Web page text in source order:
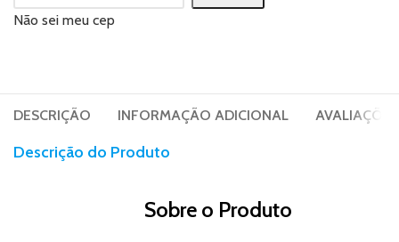
Não sei meu cep
DESCRIÇÃO INFORMAÇÃO ADICIONAL
Descrição do Produto
Sobre o Produto